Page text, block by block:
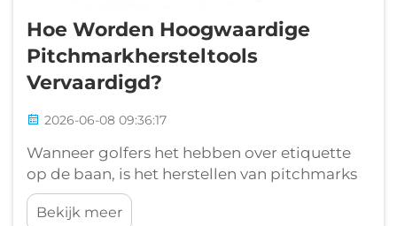
Hoe Worden Hoogwaardige
Pitchmarkhersteltools
Vervaardigd?
2026-06-08 09:36:17
Wanneer golfers het hebben over etiquette
op de baan, is het herstellen van pitchmarks
een van de meest fundamentele
verantwoordelijkheden op de green. De
Bekijk meer